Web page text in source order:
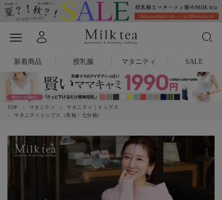
新着商品 授乳服 マタニティ SALE
TOP マタニティ
マタニティ｜トップス
マタニティトップス（長袖・七分袖）